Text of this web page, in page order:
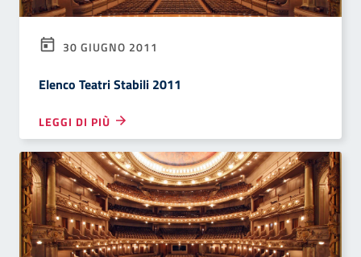
30 GIUGNO 2011
Elenco Teatri Stabili 2011
LEGGI DI PIÙ